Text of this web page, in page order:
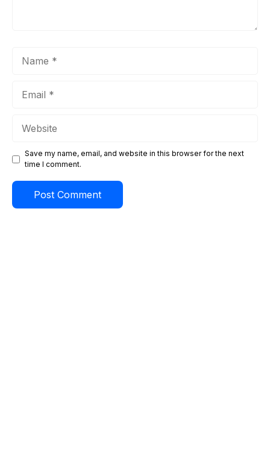
Save my name, email, and website in this browser for the next
time I comment.